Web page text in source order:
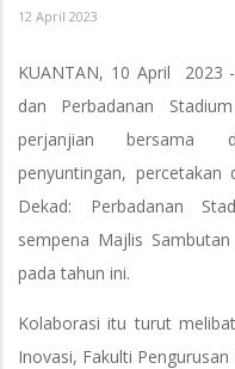
12 April 2023
KUANTAN, 10 April 2023
dan Perbadanan
perjanjian bersama
penyuntingan, percetakan
Dekad: Perbadanan
sempena Majlis
pada tahun ini.
Kolaborasi itu turut
Inovasi, Fakulti